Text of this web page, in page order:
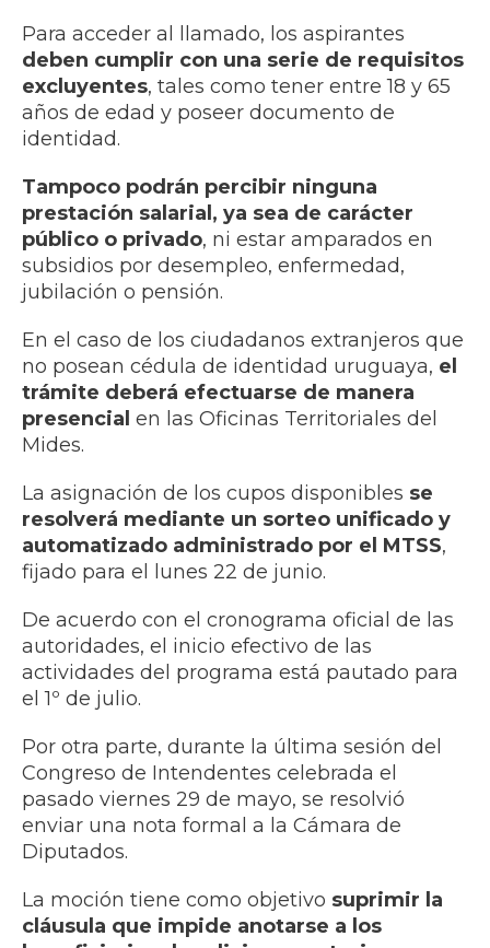
Para acceder al llamado, los aspirantes
deben cumplir con una serie de requisitos
excluyentes, tales como tener entre 18 y 65
años de edad y poseer documento de
identidad.
Tampoco podrán percibir ninguna
prestación salarial, ya sea de carácter
público o privado, ni estar amparados en
subsidios por desempleo, enfermedad,
jubilación o pensión.
En el caso de los ciudadanos extranjeros que
no posean cédula de identidad uruguaya, el
trámite deberá efectuarse de manera
presencial en las Oficinas Territoriales del
Mides.
La asignación de los cupos disponibles se
resolverá mediante un sorteo unificado y
automatizado administrado por el MTSS,
fijado para el lunes 22 de junio.
De acuerdo con el cronograma oficial de las
autoridades, el inicio efectivo de las
actividades del programa está pautado para
el 1º de julio.
Por otra parte, durante la última sesión del
Congreso de Intendentes celebrada el
pasado viernes 29 de mayo, se resolvió
enviar una nota formal a la Cámara de
Diputados.
La moción tiene como objetivo suprimir la
cláusula que impide anotarse a los